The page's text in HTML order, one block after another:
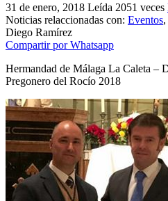
31 de enero, 2018 Leída 2051 veces
Noticias relaccionadas con: Eventos,
Diego Ramírez
Compartir por Whatsapp
Hermandad de Málaga La Caleta –
Pregonero del Rocío 2018
¿Cuales son los actos
Quiero hacer el camino,¿que
En el Rocío, ¿dónde me alojo?